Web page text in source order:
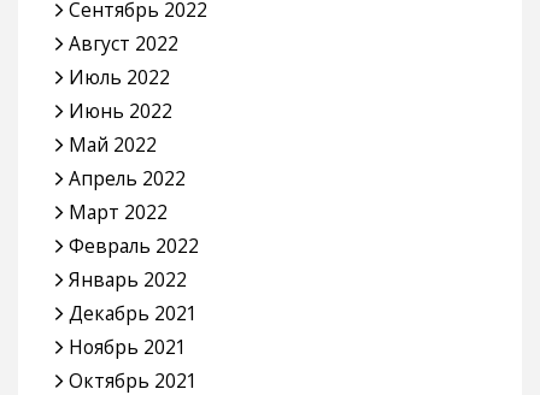
Сентябрь 2022
Август 2022
Июль 2022
Июнь 2022
Май 2022
Апрель 2022
Март 2022
Февраль 2022
Январь 2022
Декабрь 2021
Ноябрь 2021
Октябрь 2021